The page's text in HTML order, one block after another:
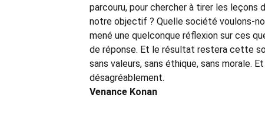
parcouru, pour chercher à tirer les leçons
notre objectif ? Quelle société voulons-
mené une quelconque réflexion sur ces
de réponse. Et le résultat restera cette
sans valeurs, sans éthique, sans morale.
désagréablement.
Venance Konan